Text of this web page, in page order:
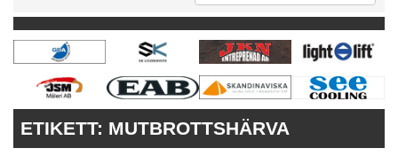
PRENUMERERA
VÅRA ANDRA MAGASIN
ANNONSERA
ETIKETT: MUTBROTTSHÄRVA